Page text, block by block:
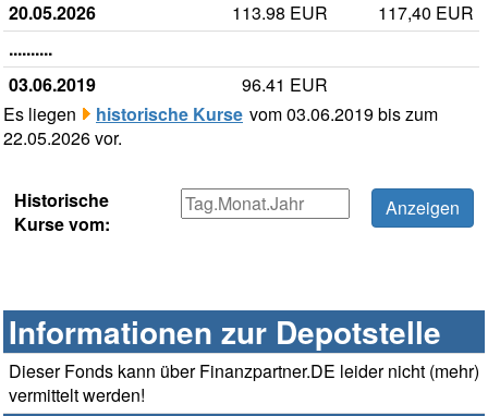
20.05.2026
113.98 EUR
117,40 EUR
..........
03.06.2019
96.41 EUR
Es liegen
historische Kurse vom 03.06.2019 bis zum
22.05.2026 vor.
Historische
Kurse vom:
Informationen zur Depotstelle
Dieser Fonds kann über Finanzpartner.DE leider nicht (mehr)
vermittelt werden!